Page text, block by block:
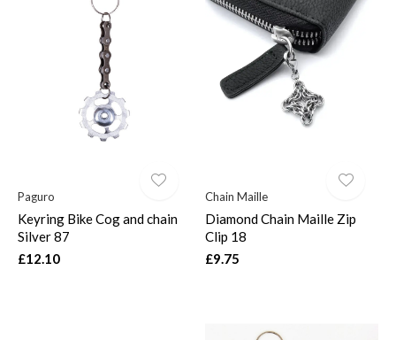
Paguro
Keyring Bike Cog and chain
Silver 87
£12.10
Chain Maille
Diamond Chain Maille Zip
Clip 18
£9.75